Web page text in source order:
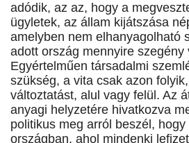
adódik, az az, hogy a
ügyletek, az állam kijátszása
amelyben nem elhanyagolható
adott ország mennyire szegény
Egyértelműen társadalmi
szükség, a vita csak azon
változtatást, alul vagy felül. Az
anyagi helyzetére hivatkozva
politikus meg arról beszél, hogy
országban, ahol mindenki